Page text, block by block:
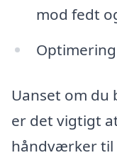
mod fedt
Uanset om du
er det vigtigt
håndværker